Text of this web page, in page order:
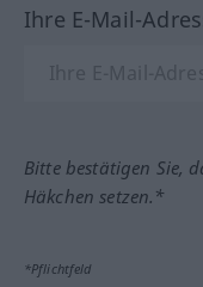
Ihre E-Mail-
Bitte bestätigen Sie,
Häkchen setzen.*
*Pflichtfeld